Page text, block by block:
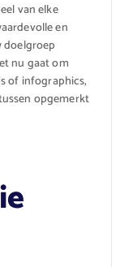
van elke
en
nu gaat om
of infographics,
opgemerkt